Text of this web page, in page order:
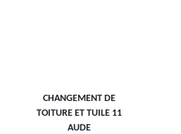
CHANGEMENT DE
TOITURE ET TUILE 11
AUDE